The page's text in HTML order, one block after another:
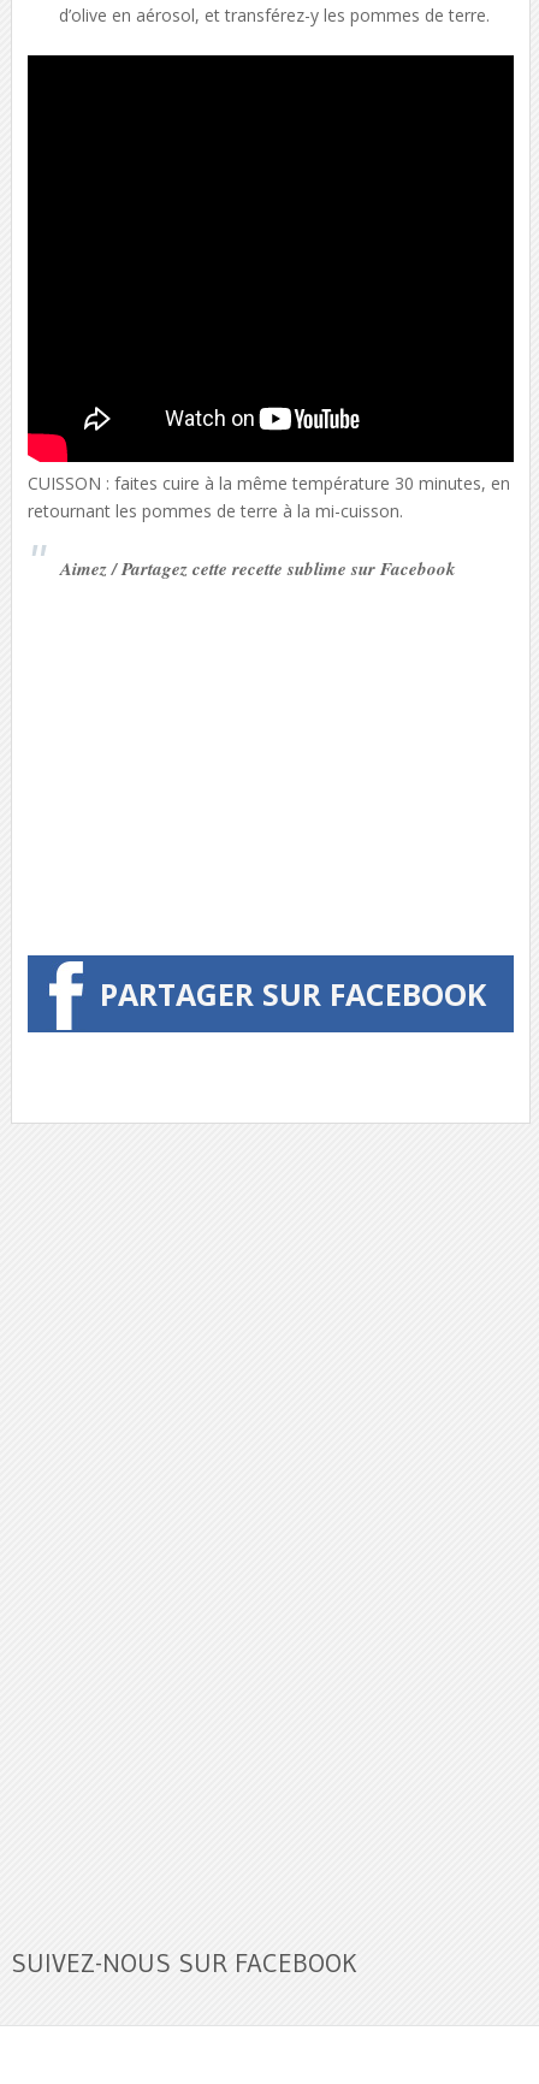
d’olive en aérosol, et transférez-y les pommes de terre.
CUISSON : faites cuire à la même température 30 minutes, en
retournant les pommes de terre à la mi-cuisson.
Aimez / Partagez cette recette sublime sur Facebook
PARTAGER SUR FACEBOOK
SUIVEZ-NOUS SUR FACEBOOK